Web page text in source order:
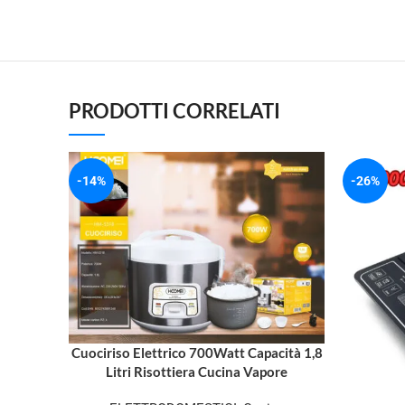
PRODOTTI CORRELATI
-14%
Cuociriso Elettrico 700Watt Capacità 1,8
Litri Risottiera Cucina Vapore
-26%